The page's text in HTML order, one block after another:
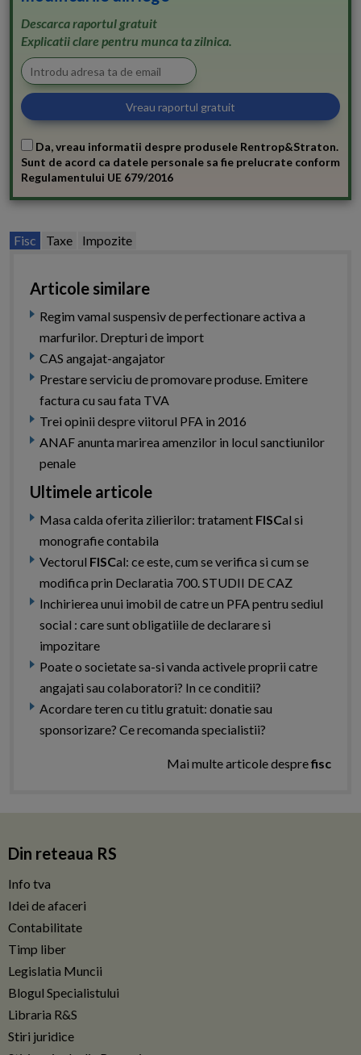
Descarca raportul gratuit
Explicatii clare pentru munca ta zilnica.
Da, vreau informatii despre produsele Rentrop&Straton.
Sunt de acord ca datele personale sa fie prelucrate conform
Regulamentului UE 679/2016
Fisc Taxe Impozite
Articole similare
Regim vamal suspensiv de perfectionare activa a
marfurilor. Drepturi de import
CAS angajat-angajator
Prestare serviciu de promovare produse. Emitere
factura cu sau fata TVA
Trei opinii despre viitorul PFA in 2016
ANAF anunta marirea amenzilor in locul sanctiunilor
penale
Ultimele articole
Masa calda oferita zilierilor: tratament FISCal si
monografie contabila
Vectorul FISCal: ce este, cum se verifica si cum se
modifica prin Declaratia 700. STUDII DE CAZ
Inchirierea unui imobil de catre un PFA pentru sediul
social : care sunt obligatiile de declarare si
impozitare
Poate o societate sa-si vanda activele proprii catre
angajati sau colaboratori? In ce conditii?
Acordare teren cu titlu gratuit: donatie sau
sponsorizare? Ce recomanda specialistii?
Mai multe articole desprefisc
Din reteaua RS
Info tva
Idei de afaceri
Contabilitate
Timp liber
Legislatia Muncii
Blogul Specialistului
Libraria R&S
Stiri juridice